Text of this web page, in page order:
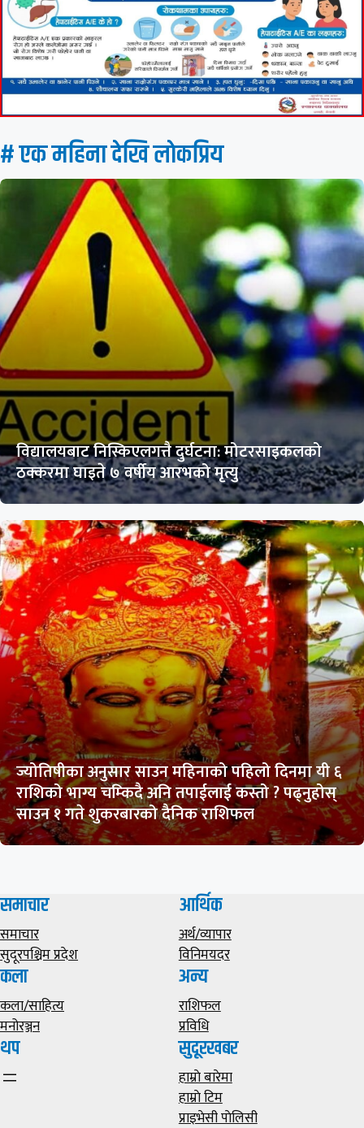
# एक महिना देखि लाेकप्रिय
विद्यालयबाट निस्किएलगत्तै दुर्घटना: मोटरसाइकलको
ठक्करमा घाइते ७ वर्षीय आरभको मृत्यु
ज्योतिषीका अनुसार साउन महिनाको पहिलो दिनमा यी ६
राशिको भाग्य चम्किदै अनि तपाईलाई कस्तो ? पढ्नुहोस्
साउन १ गते शुकरबारको दैनिक राशिफल
समाचार
समाचार
सुदूरपश्चिम प्रदेश
आर्थिक
अर्थ/व्यापार
विनिमयदर
कला
कला/साहित्य
मनोरञ्जन
अन्य
राशिफल
प्रविधि
थप सुदूरखबर
हाम्राे बारेमा
हाम्राे टिम
प्राइभेसी पाेलिसी